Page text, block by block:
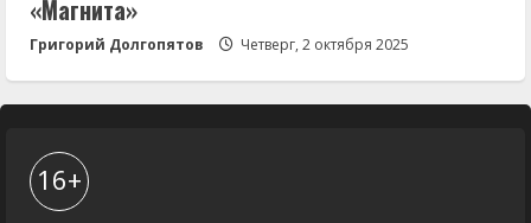
«Магнита»
Григорий Долгопятов Четверг, 2 октября 2025
16+